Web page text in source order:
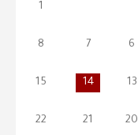
1
6
7
8
13
14
15
20
21
22